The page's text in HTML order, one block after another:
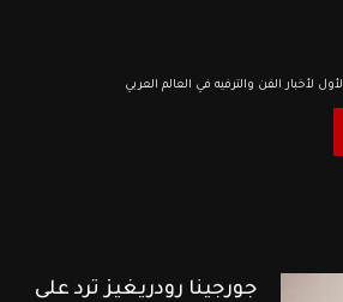
جورجينا رودريغيز ترد على